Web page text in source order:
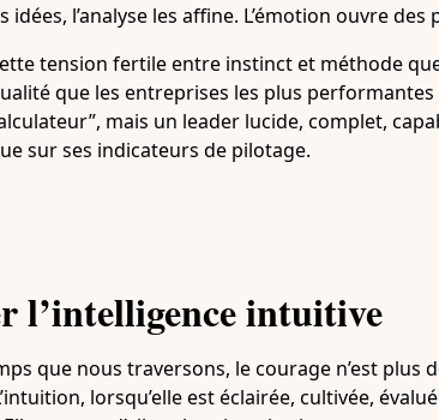
idées, l’analyse les affine. L’émotion ouvre
tension fertile entre instinct et méthode
que les entreprises les plus
mais un leader lucide, complet,
sur ses indicateurs de pilotage.
l’intelligence intuitive
que nous traversons, le courage n’est plus
lorsqu’elle est éclairée, cultivée,